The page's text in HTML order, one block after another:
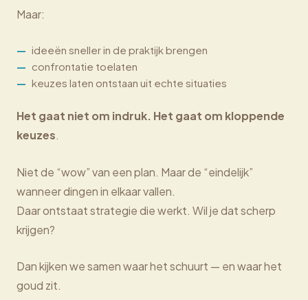
Maar:
ideeën sneller in de praktijk brengen
confrontatie toelaten
keuzes laten ontstaan uit echte situaties
Het gaat niet om indruk. Het gaat om kloppende
keuzes.
Niet de “wow” van een plan. Maar de “eindelijk”
wanneer dingen in elkaar vallen.
Daar ontstaat strategie die werkt. Wil je dat scherp
krijgen?
Dan kijken we samen waar het schuurt — en waar het
goud zit.